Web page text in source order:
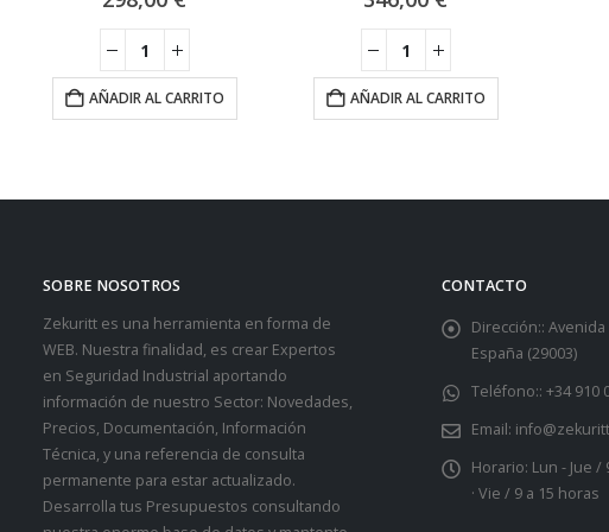
AÑADIR AL CARRITO AÑADIR AL CARRITO
SOBRE NOSOTROS
Zekuritt es una herramienta en forma de
WEB. Nuestra finalidad, es crear Expertos
en Seguridad Industrial aportando
información de nuestro Sector: Novedades,
Precios, Documentación, Información
Técnica, y una referencia de consulta
permanente para estar actualizado.
Desarrolla tus Presupuestos consultando
CONTACTO
Dirección:: Avenida
España (29003)
Teléfono:: +34 910
Email:
Horario: Lun - Jue /
· Vie / 9 a 15 horas